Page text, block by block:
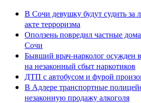
В Сочи девушку будут судить за
акте терроризма
Оползень повредил частные
Сочи
Бывший врач-нарколог осужден
на незаконный сбыт наркотиков
ДТП с автобусом и фурой
В Адлере транспортные
незаконную продажу алкоголя